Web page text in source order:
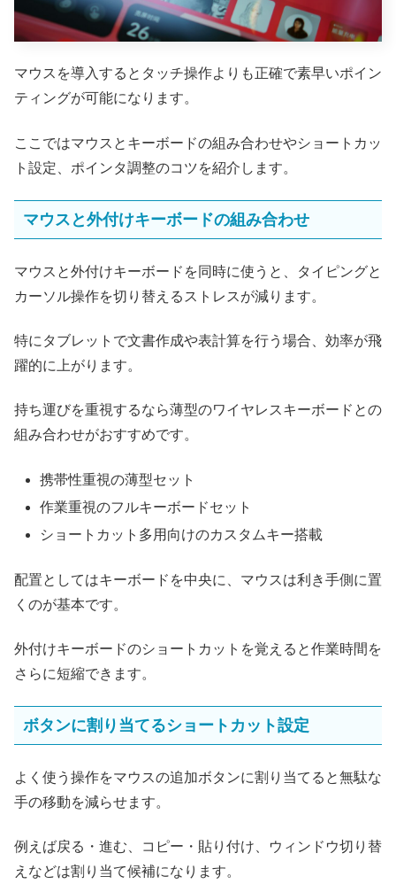
マウスを導入するとタッチ操作よりも正確で素早いポイン
ティングが可能になります。
ここではマウスとキーボードの組み合わせやショートカッ
ト設定、ポインタ調整のコツを紹介します。
マウスと外付けキーボードの組み合わせ
マウスと外付けキーボードを同時に使うと、タイピングと
カーソル操作を切り替えるストレスが減ります。
特にタブレットで文書作成や表計算を行う場合、効率が飛
躍的に上がります。
持ち運びを重視するなら薄型のワイヤレスキーボードとの
組み合わせがおすすめです。
携帯性重視の薄型セット
作業重視のフルキーボードセット
ショートカット多用向けのカスタムキー搭載
配置としてはキーボードを中央に、マウスは利き手側に置
くのが基本です。
外付けキーボードのショートカットを覚えると作業時間を
さらに短縮できます。
ボタンに割り当てるショートカット設定
よく使う操作をマウスの追加ボタンに割り当てると無駄な
手の移動を減らせます。
例えば戻る・進む、コピー・貼り付け、ウィンドウ切り替
えなどは割り当て候補になります。